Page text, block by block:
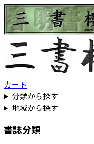
カート
分類から探す
地域から探す
書誌分類